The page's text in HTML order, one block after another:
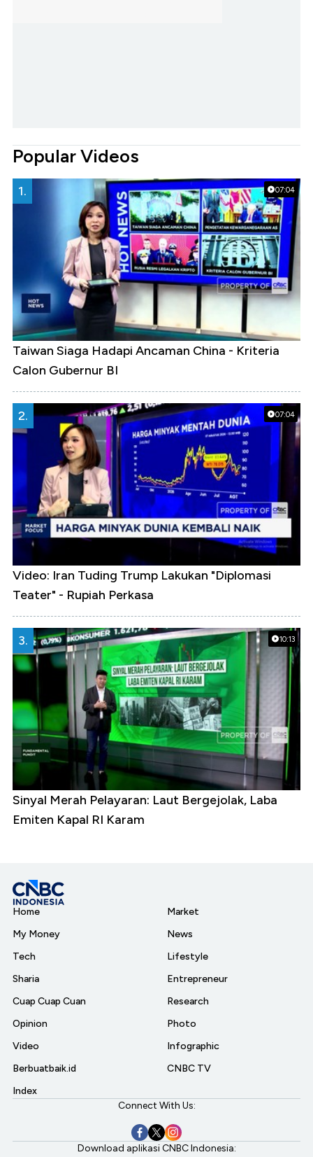
Popular Videos
07:04
1.
Taiwan Siaga Hadapi Ancaman China - Kriteria
Calon Gubernur BI
07:04
2.
Video: Iran Tuding Trump Lakukan "Diplomasi
Teater" - Rupiah Perkasa
10:13
3.
Sinyal Merah Pelayaran: Laut Bergejolak, Laba
Emiten Kapal RI Karam
Home
My Money
Tech
Sharia
Cuap Cuap Cuan
Opinion
Video
Berbuatbaik.id
Index
Market
News
Lifestyle
Entrepreneur
Research
Photo
Infographic
CNBC TV
Connect With Us:
Download aplikasi CNBC Indonesia: